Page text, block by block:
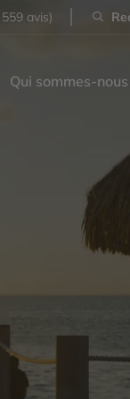
avis)
Qui sommes-nous